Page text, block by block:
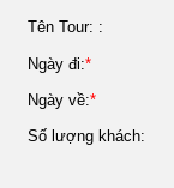
Tên Tour: :
Ngày đi:*
Ngày về:*
Số lượng khách: